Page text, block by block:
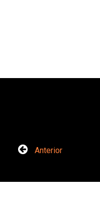
Anterior